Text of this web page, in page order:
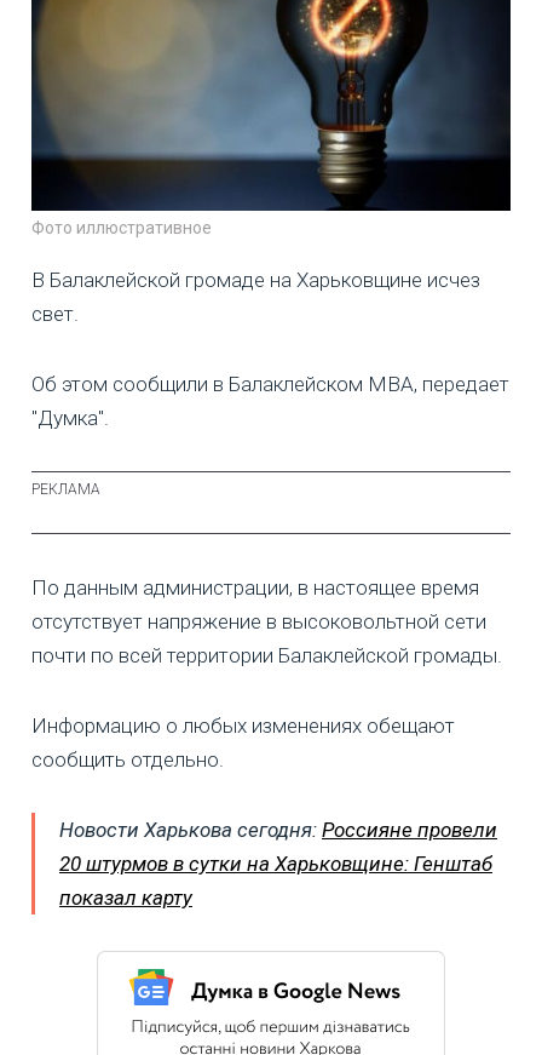
Фото иллюстративное
В Балаклейской громаде на Харьковщине исчез
свет.
Об этом сообщили в Балаклейском МВА, передает
"Думка".
По данным администрации, в настоящее время
отсутствует напряжение в высоковольтной сети
почти по всей территории Балаклейской громады.
Информацию о любых изменениях обещают
сообщить отдельно.
Новости Харькова сегодня: Россияне провели
20 штурмов в сутки на Харьковщине: Генштаб
показал карту